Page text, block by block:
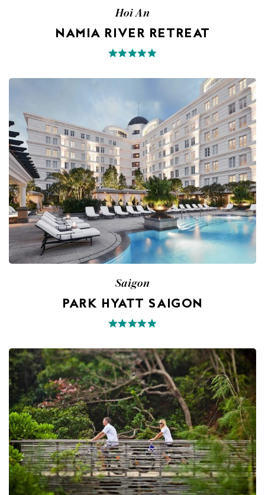
Hoi An
NAMIA RIVER RETREAT
Saigon
PARK HYATT SAIGON